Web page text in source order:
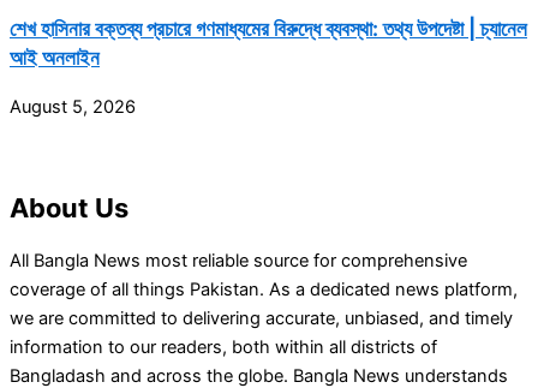
শেখ হাসিনার বক্তব্য প্রচারে গণমাধ্যমের বিরুদ্ধে ব্যবস্থা: তথ্য উপদেষ্টা | চ্যানেল
আই অনলাইন
August 5, 2026
About Us
All Bangla News most reliable source for comprehensive
coverage of all things Pakistan. As a dedicated news platform,
we are committed to delivering accurate, unbiased, and timely
information to our readers, both within all districts of
Bangladash and across the globe. Bangla News understands